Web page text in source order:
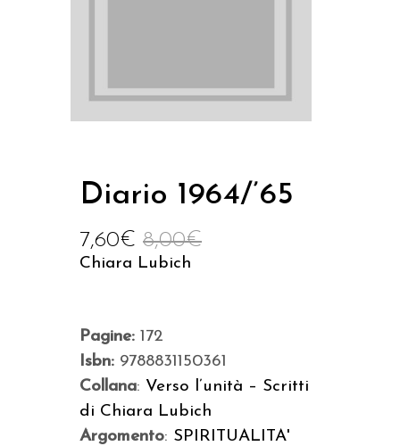
Diario 1964/’65
8,00€
7,60€
Chiara Lubich
Pagine: 172
Isbn: 9788831150361
Collana: Verso l’unità – Scritti
di Chiara Lubich
Argomento: SPIRITUALITA'